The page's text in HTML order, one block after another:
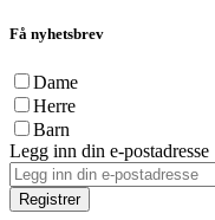
Få nyhetsbrev
Dame
Herre
Barn
Legg inn din e-postadresse
Registrer